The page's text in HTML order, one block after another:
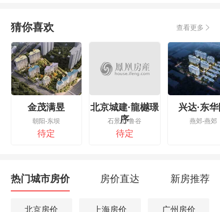
猜你喜欢 查看更多
金茂满昱
朝阳-东坝
待定
北京城建·龍樾璟
序
石景山-鲁谷
待定
兴达·东
燕郊-燕郊
热门城市房价 房价直达 新房推荐
北京房价 上海房价 广州房价